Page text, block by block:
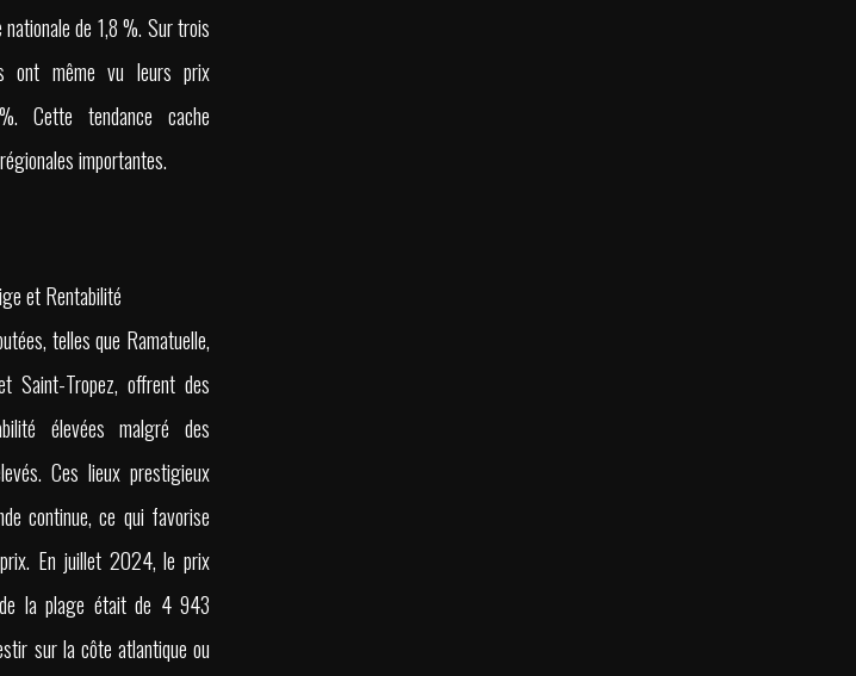
de 1,8 %. Sur trois
ont même vu leurs prix
Cette tendance cache
importantes.
et Rentabilité
telles que Ramatuelle,
Saint-Tropez, offrent des
élevées malgré des
Ces lieux prestigieux
continue, ce qui favorise
En juillet 2024, le prix
la plage était de 4 943
sur la côte atlantique ou